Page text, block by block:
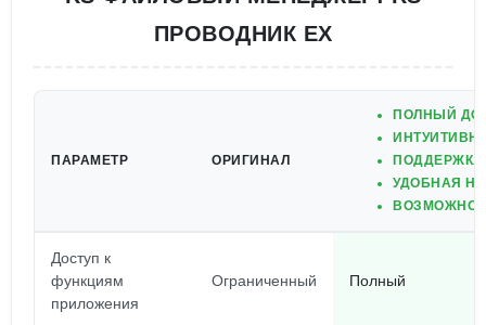
ПРОВОДНИК EX
ПАРАМЕТР ОРИГИНАЛ
ПОЛНЫЙ
УДОБНАЯ
Доступ к
функциям
приложения
Ограниченный Полный